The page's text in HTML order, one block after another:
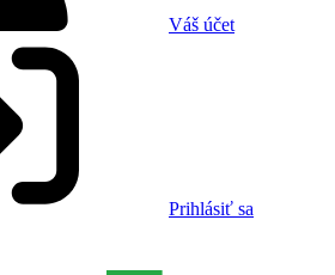
Váš účet
Prihlásiť sa